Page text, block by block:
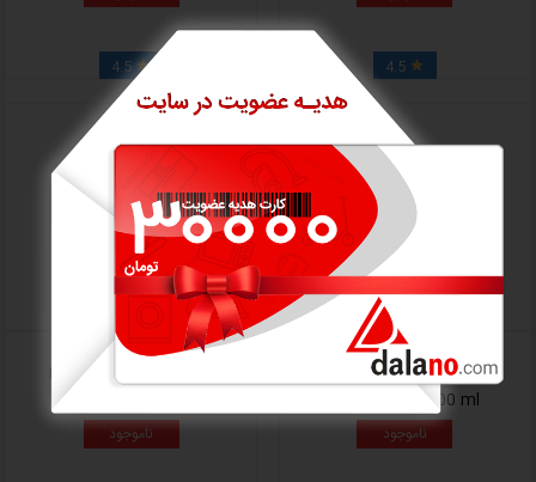

4.5

4.5
ادوپرفیوم دیور Dior homme
intense EDP 100 ml
ناموجود
ادوتویلت مردانه دیور Dior
Sauvage Edt100 ml
ناموجود